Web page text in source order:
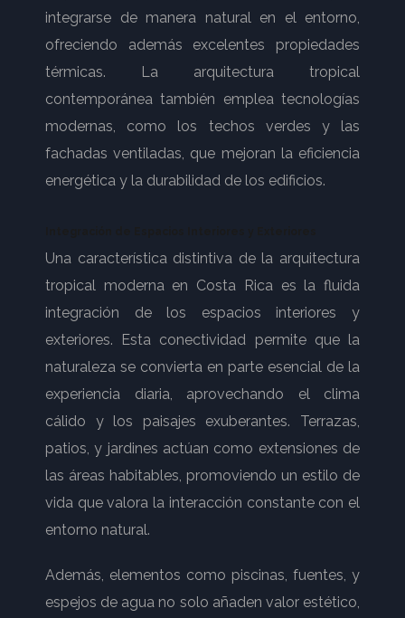
integrarse de manera natural en el entorno,
ofreciendo además excelentes propiedades
térmicas. La arquitectura tropical
contemporánea también emplea tecnologías
modernas, como los techos verdes y las
fachadas ventiladas, que mejoran la eficiencia
energética y la durabilidad de los edificios.
Una característica distintiva de la arquitectura
tropical moderna en Costa Rica es la fluida
integración de los espacios interiores y
exteriores. Esta conectividad permite que la
naturaleza se convierta en parte esencial de la
experiencia diaria, aprovechando el clima
cálido y los paisajes exuberantes. Terrazas,
patios, y jardines actúan como extensiones de
las áreas habitables, promoviendo un estilo de
vida que valora la interacción constante con el
entorno natural.
Además, elementos como piscinas, fuentes, y
espejos de agua no solo añaden valor estético,